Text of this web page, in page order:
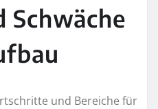
Schwäche
und Bereiche für